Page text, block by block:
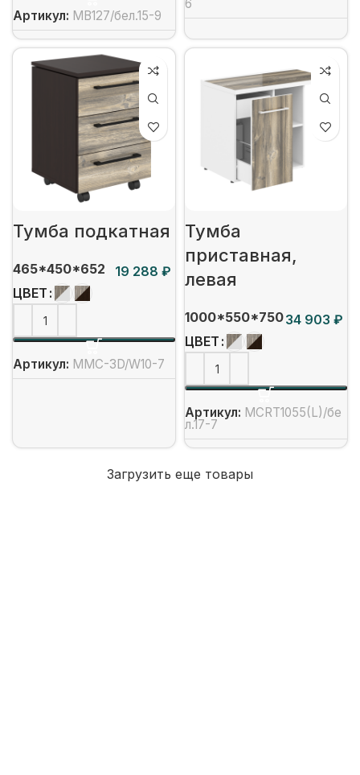
Артикул: MB127/бел.15-9
6
Тумба подкатная
465*450*652
₽
ЦВЕТ
Артикул: MMC-3D/W10-7
Тумба
приставная,
левая
1000*550*750
₽
ЦВЕТ
Артикул: MCRT1055(L)/бе
л.17-7
Загрузить еще товары